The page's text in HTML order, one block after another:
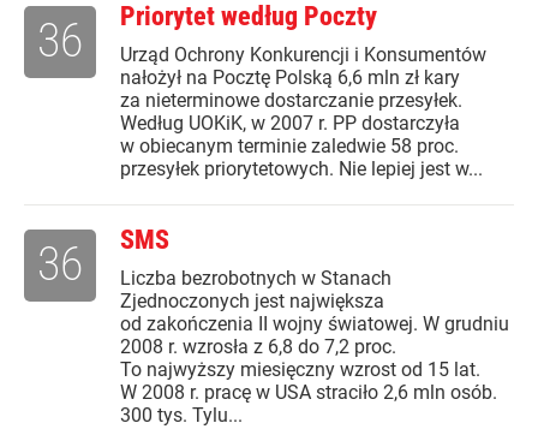
Priorytet według Poczty
Urząd Ochrony Konkurencji i Konsumentów
nałożył na Pocztę Polską 6,6 mln zł kary
za nieterminowe dostarczanie przesyłek.
Według UOKiK, w 2007 r. PP dostarczyła
w obiecanym terminie zaledwie 58 proc.
przesyłek priorytetowych. Nie lepiej jest w...
36
SMS
Liczba bezrobotnych w Stanach
Zjednoczonych jest największa
od zakończenia II wojny światowej. W grudniu
2008 r. wzrosła z 6,8 do 7,2 proc.
To najwyższy miesięczny wzrost od 15 lat.
W 2008 r. pracę w USA straciło 2,6 mln osób.
300 tys. Tylu...
36